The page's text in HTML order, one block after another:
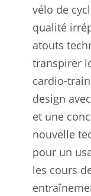
vélo de
qualité
atouts
transpirer
cardio-
design
et une
nouvelle
pour un
les cours